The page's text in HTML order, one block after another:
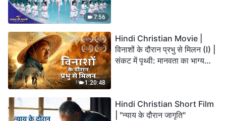
7:56
1:20:48
Hindi Christian Movie |
विनाशों के दौरान प्रभु से मिलन (I) |
संकट में पृथ्वी: मानवता का भाग्य
Hindi Christian Short Film
| "न्याय के दौरान जागृति"